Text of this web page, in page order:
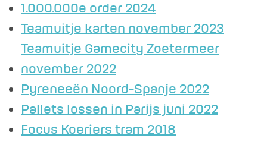
1.000.000e order 2024
Teamuitje karten november 2023
Teamuitje Gamecity Zoetermeer
november 2022
Pyreneeën Noord-Spanje 2022
Pallets lossen in Parijs juni 2022
Focus Koeriers tram 2018